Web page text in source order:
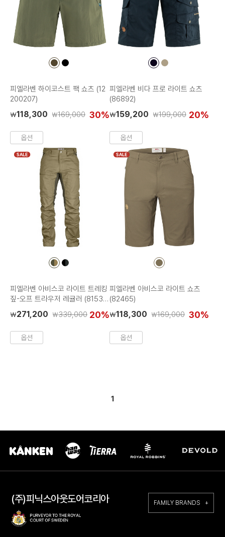
컬
컬
피엘라벤 하이코스트 팩 쇼츠 (12
200207)
₩118,300 ₩169,000 30%
옵션
컬
컬
피엘라벤 비다 프로 라이트 쇼츠
(86892)
₩159,200 ₩199,000 20%
옵션
SALE
컬
컬
피엘라벤 아비스코 라이트 트레킹
짚-오프 트라우저 레귤러 (81535
₩271,200 ₩339,000 20%
옵션
SALE
컬
피엘라벤 아비스코 라이트 쇼츠
(82465)
₩118,300 ₩169,000 30%
옵션
1
(주)피닉스아웃도어코리아 FAMILY BRANDS +